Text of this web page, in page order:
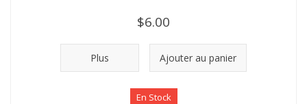
$6.00
Plus Ajouter au panier
En Stock